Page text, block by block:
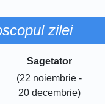
zilei
Sagetator
(22 noiembrie -
20 decembrie)